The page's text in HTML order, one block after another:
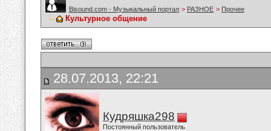
Bisound.com - Музыкальный портал > РАЗНОЕ > Прочее
Культурное общение
28.07.2013, 22:21
Кудряшка298
Постоянный пользователь